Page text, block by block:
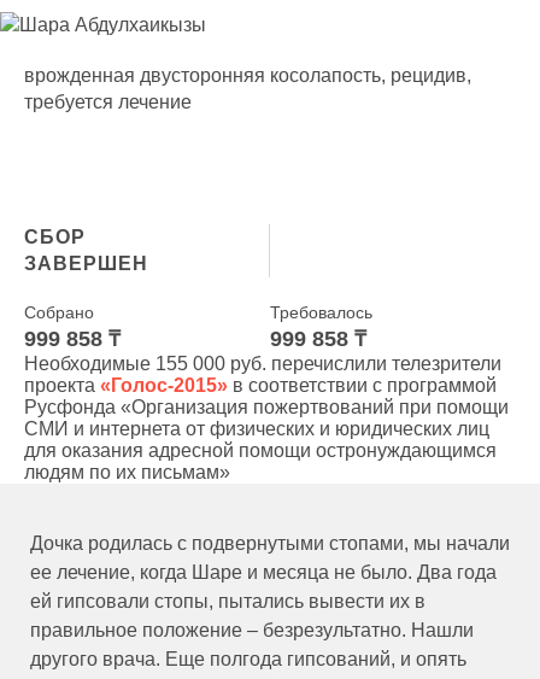
врожденная двусторонняя косолапость, рецидив,
требуется лечение
СБОР
ЗАВЕРШЕН
Собрано
999 858 ₸
Требовалось
999 858 ₸
Необходимые 155 000 руб. перечислили телезрители
проекта «Голос-2015» в соответствии с программой
Русфонда «Организация пожертвований при помощи
СМИ и интернета от физических и юридических лиц
для оказания адресной помощи остронуждающимся
людям по их письмам»
Дочка родилась с подвернутыми стопами, мы начали
ее лечение, когда Шаре и месяца не было. Два года
ей гипсовали стопы, пытались вывести их в
правильное положение – безрезультатно. Нашли
другого врача. Еще полгода гипсований, и опять